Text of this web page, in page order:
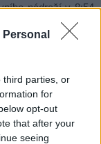
third parties, or
for
opt-out
that after your
seeing
nádraží v 8:54
který ve stejném
malebné přírody
hl.n. v 8:19 hod.
vlaky v období
pod
využít návaznosti